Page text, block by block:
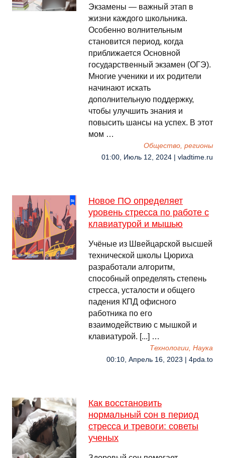
Экзамены — важный этап в
жизни каждого школьника.
Особенно волнительным
становится период, когда
приближается Основной
государственный экзамен (ОГЭ).
Многие ученики и их родители
начинают искать
дополнительную поддержку,
чтобы улучшить знания и
повысить шансы на успех. В этот
мом …
Общество, регионы
01:00, Июль 12, 2024 | vladtime.ru
Новое ПО определяет
уровень стресса по работе с
клавиатурой и мышью
Учёные из Швейцарской высшей
технической школы Цюриха
разработали алгоритм,
способный определять степень
стресса, усталости и общего
падения КПД офисного
работника по его
взаимодействию с мышкой и
клавиатурой. [...] …
Технологии, Наука
00:10, Апрель 16, 2023 | 4pda.to
Как восстановить
нормальный сон в период
стресса и тревоги: советы
ученых